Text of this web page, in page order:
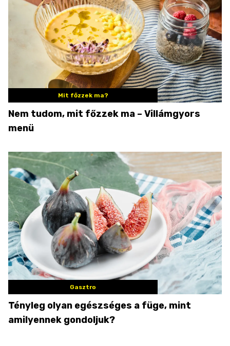
Mit főzzek ma?
Nem tudom, mit főzzek ma – Villámgyors
menü
Gasztro
Tényleg olyan egészséges a füge, mint
amilyennek gondoljuk?